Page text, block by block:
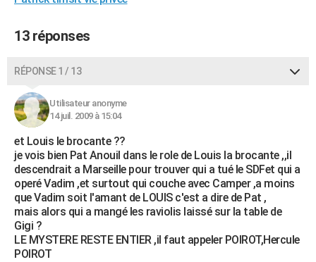
PHOTO
GUIDES D'ACHAT
Carte de Noël
Carte Bonne année
Carte Saint-Valentin
Carte Pâques
Carte d'anniversaire
DICTIONNAIRE
Dictionnaire
Biographies
Citations
Expressions
Proverbes
PROGRAMME TV
COPAINS D'AVANT
S'inscrire
Se connecter
Lycées
Collèges
Primaires
Universités
Entreprises
Service militaire
Avis de recherche
AVIS DE DÉCÈS
FORUM
Bricolage
Lifestyle
Culture
Sport
Auto
Television
Voyage
Cinema
13 réponses
RÉPONSE 1 / 13
Utilisateur anonyme
14 juil. 2009 à 15:04
et Louis le brocante ??
je vois bien Pat Anouil dans le role de Louis la brocante ,,il
descendrait a Marseille pour trouver qui a tué le SDFet qui a
operé Vadim ,et surtout qui couche avec Camper ,a moins
que Vadim soit l'amant de LOUIS c'est a dire de Pat ,
mais alors qui a mangé les raviolis laissé sur la table de
Gigi ?
LE MYSTERE RESTE ENTIER ,il faut appeler POIROT,Hercule
POIROT